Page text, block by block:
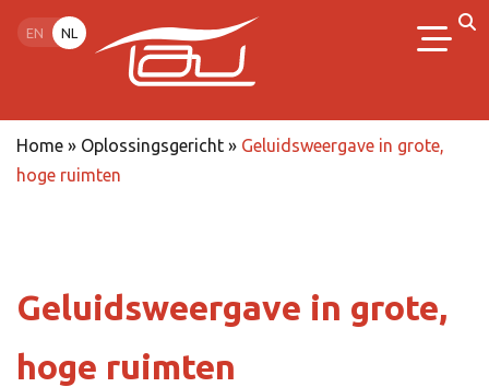
EN NL
Home » Oplossingsgericht » Geluidsweergave in grote,
hoge ruimten
Geluidsweergave in grote,
hoge ruimten